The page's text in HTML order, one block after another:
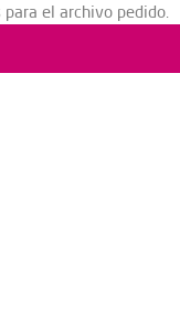
el archivo pedido.